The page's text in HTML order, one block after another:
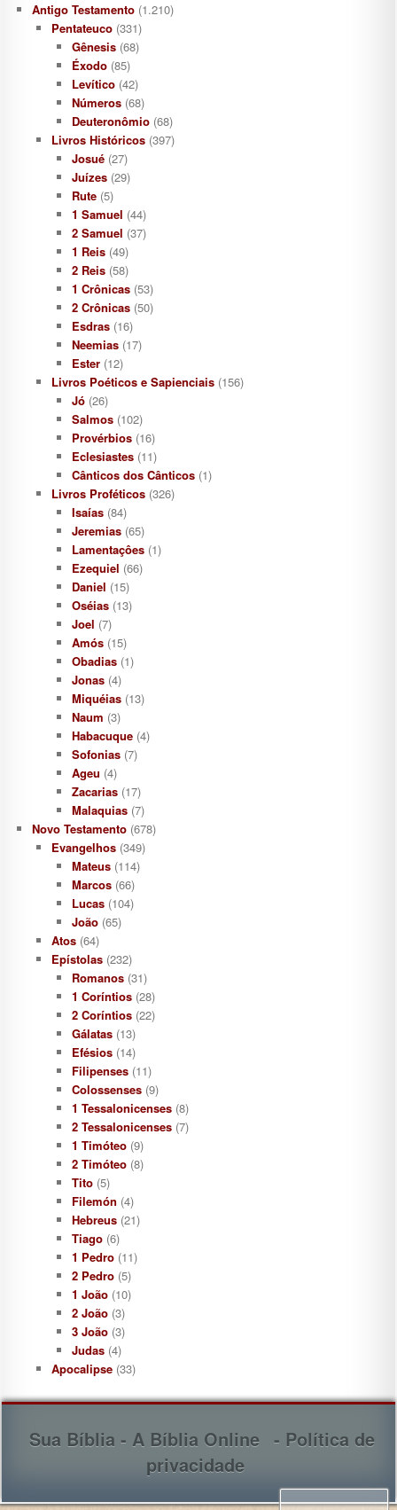
Antigo Testamento(1.210)
Pentateuco (331)
Gênesis(68)
Éxodo(85)
Levítico(42)
Números(68)
Deuteronômio(68)
Livros Históricos (397)
Josué(27)
Juízes(29)
Rute(5)
1 Samuel (44)
2 Samuel (37)
1 Reis(49)
2 Reis(58)
1 Crônicas(53)
2 Crônicas(50)
Esdras(16)
Neemias(17)
Ester(12)
Livros Poéticos e Sapienciais (156)
Jó(26)
Salmos(102)
Provérbios(16)
Eclesiastes(11)
Cânticos dos Cânticos(1)
Livros Proféticos (326)
Isaías(84)
Jeremias(65)
Lamentaçôes(1)
Ezequiel (66)
Daniel (15)
Oséias(13)
Joel (7)
Amós(15)
Obadias(1)
Jonas(4)
Miquéias(13)
Naum (3)
Habacuque(4)
Sofonias(7)
Ageu (4)
Zacarias(17)
Malaquias(7)
Novo Testamento(678)
Evangelhos (349)
Mateus(114)
Marcos(66)
Lucas(104)
João(65)
Atos (64)
Epístolas (232)
Romanos(31)
1 Coríntios(28)
2 Coríntios(22)
Gálatas(13)
Efésios(14)
Filipenses(11)
Colossenses(9)
1 Tessalonicenses(8)
2 Tessalonicenses(7)
1 Timóteo(9)
2 Timóteo(8)
Tito(5)
Filemón (4)
Hebreus(21)
Tiago(6)
1 Pedro(11)
2 Pedro(5)
1 João(10)
2 João(3)
3 João(3)
Judas(4)
Apocalipse (33)
Sua Bíblia - A Bíblia Online - Política de
privacidade